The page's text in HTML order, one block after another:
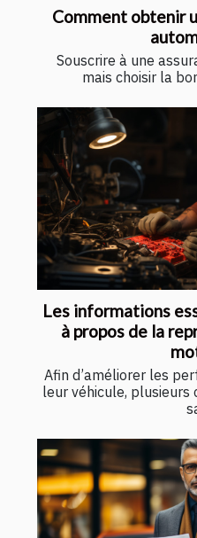
Comment obtenir
Souscrire à une
mais choisir la
Les informations
à propos de la
Afin d’améliorer les
leur véhicule,